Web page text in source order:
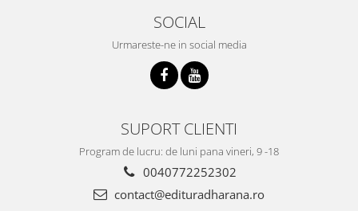
SOCIAL
Urmareste-ne in social media
SUPORT CLIENTI
Program de lucru: de luni pana vineri, 9 -18
0040772252302
contact@edituradharana.ro